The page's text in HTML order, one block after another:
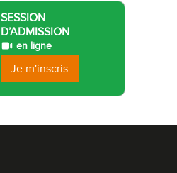
SESSION
D’ADMISSION
en ligne
Je m'inscris